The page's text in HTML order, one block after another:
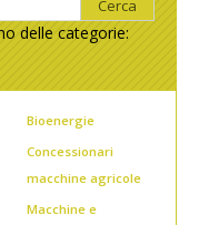
delle categorie:
Bioenergie
Concessionari
macchine agricole
Macchine e